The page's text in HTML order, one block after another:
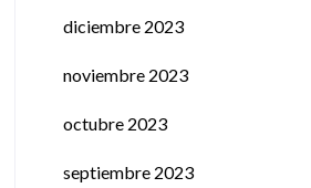
diciembre 2023
noviembre 2023
octubre 2023
septiembre 2023